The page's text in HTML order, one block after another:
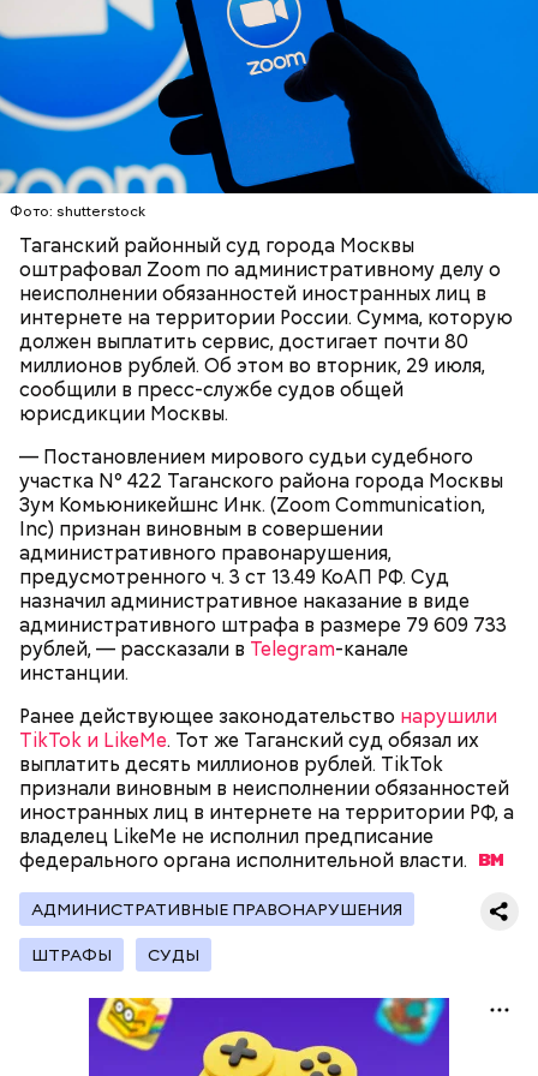
Фото: shutterstock
Таганский районный суд города Москвы
оштрафовал Zoom по административному делу о
неисполнении обязанностей иностранных лиц в
интернете на территории России. Сумма, которую
должен выплатить сервис, достигает почти 80
миллионов рублей. Об этом во вторник, 29 июля,
сообщили в пресс-службе судов общей
юрисдикции Москвы.
— Постановлением мирового судьи судебного
участка Nº 422 Таганского района города Москвы
Зум Комьюникейшнс Инк. (Zoom Communication,
Inc) признан виновным в совершении
административного правонарушения,
предусмотренного ч. 3 ст 13.49 КоАП РФ. Суд
назначил административное наказание в виде
административного штрафа в размере 79 609 733
рублей, — рассказали в Telegram-канале
инстанции.
Ранее действующее законодательство нарушили
TikTok и LikeMe. Тот же Таганский суд обязал их
выплатить десять миллионов рублей. TikTok
признали виновным в неисполнении обязанностей
иностранных лиц в интернете на территории РФ, а
владелец LikeMe не исполнил предписание
федерального органа исполнительной власти.
АДМИНИСТРАТИВНЫЕ ПРАВОНАРУШЕНИЯ
ШТРАФЫ СУДЫ
— Гасанов, являясь индивидуальным
предпринимателем, осуществлял
предпринимательскую деятельность в области
продажи и размещения рекламы в социальных
сетях. С целью сокрытия своих доходов часть
денежных средств от спонсоров розыгрышей,
покупателей различных мотивационных курсов и
прогнозов ставок на спорт Гасанов получал на
свои личные лицевые счета как физического лица, а
также на подконтрольные родственникам лицевые
счета, — пояснили вмосковской прокуратуре
Родственники обналичивали деньги и возвращали
их Гасанову. А чтобы пользоваться деньгами и не
вызвать подозрений у налоговой, Гасанов либо
распределял их между еще несколькими счетами,
либопокупал на них квартиры.
Блогеру грозило до семи лет лишения свободы.
Следующим подопытным стал друг детства
Миссюры Константин. 3 февраля того же года,
когда молодые люди ехали вместе в машине,
подозреваемый угостил приятеля морсом с
этиленгликолем. Через два дня Константин умер в
больнице.
— Мы съездили за витаминами, вернулись обратно,
поднялись домой. У него ухудшилось самочувствие
через сутки... Его увезли в больницу,
реанимировали, и там он скончался, — рассказывал
Миссюра на допросе.
Play
Video
Видео: пресс-служба ГСУ СК по Московской области